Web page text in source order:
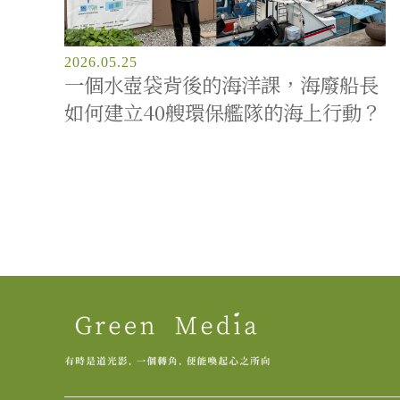
2026.05.25
一個水壺袋背後的海洋課，海廢船長
如何建立40艘環保艦隊的海上行動？